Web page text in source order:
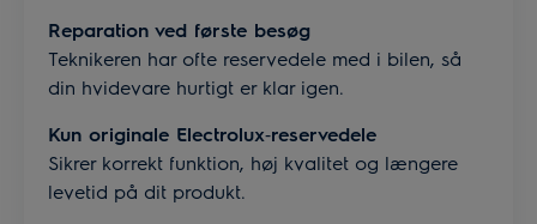
Reparation ved første besøg
Teknikeren har ofte reservedele med i bilen, så
din hvidevare hurtigt er klar igen.
Kun originale Electrolux‑reservedele
Sikrer korrekt funktion, høj kvalitet og længere
levetid på dit produkt.